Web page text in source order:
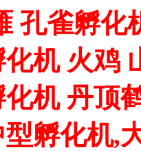
孔雀孵化
机 火鸡
机 丹顶
孵化机,